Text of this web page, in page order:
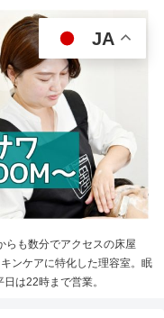
らも数分でアクセスの床屋
ンケアに特化した理容室。眠
は22時まで営業。
JA